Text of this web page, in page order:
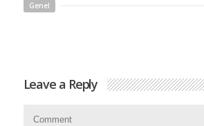
Genel
Leave a Reply